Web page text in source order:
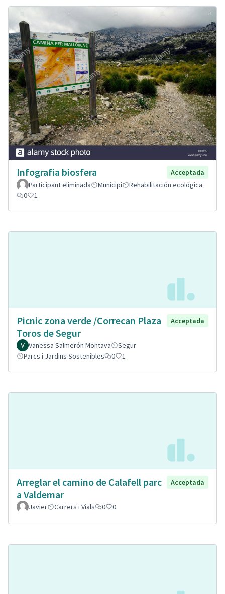
Infografia biosfera
Acceptada
Participant eliminada
Municipi
Rehabilitación ecológica
0
1
Picnic zona verde /Correcan Plaza
Toros de Segur
Acceptada
Vanessa Salmerón Montava
Segur
Parcs i Jardins Sostenibles
0 1
Arreglar el camino de Calafell parc
a Valdemar
Acceptada
Javier Carrers i Vials 0 0